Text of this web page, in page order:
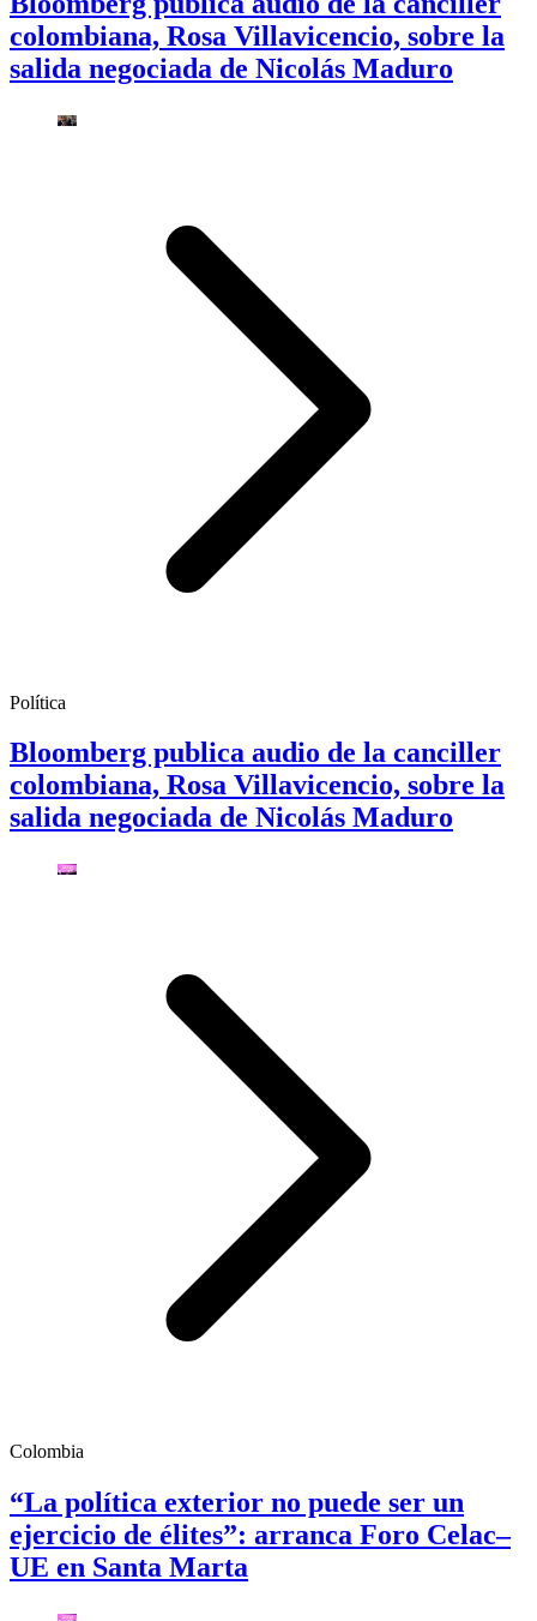
colombiana, Rosa Villavicencio, sobre la
salida negociada de Nicolás Maduro
Política
Bloomberg publica audio de la canciller
colombiana, Rosa Villavicencio, sobre la
salida negociada de Nicolás Maduro
Colombia
“La política exterior no puede ser un
ejercicio de élites”: arranca Foro Celac–
UE en Santa Marta